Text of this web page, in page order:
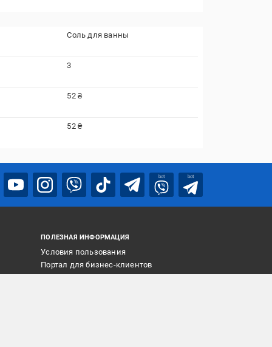
Соль для ванны
3
52 ₴
52 ₴
bot bot
ПОЛЕЗНАЯ ИНФОРМАЦИЯ
Условия пользования
Портал для бизнес-клиентов